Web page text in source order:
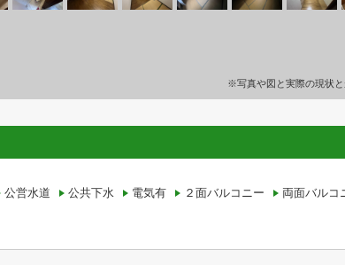
※写真や図と実際の現状
公営水道 公共下水 電気有 ２面バルコニー
両面バルコ